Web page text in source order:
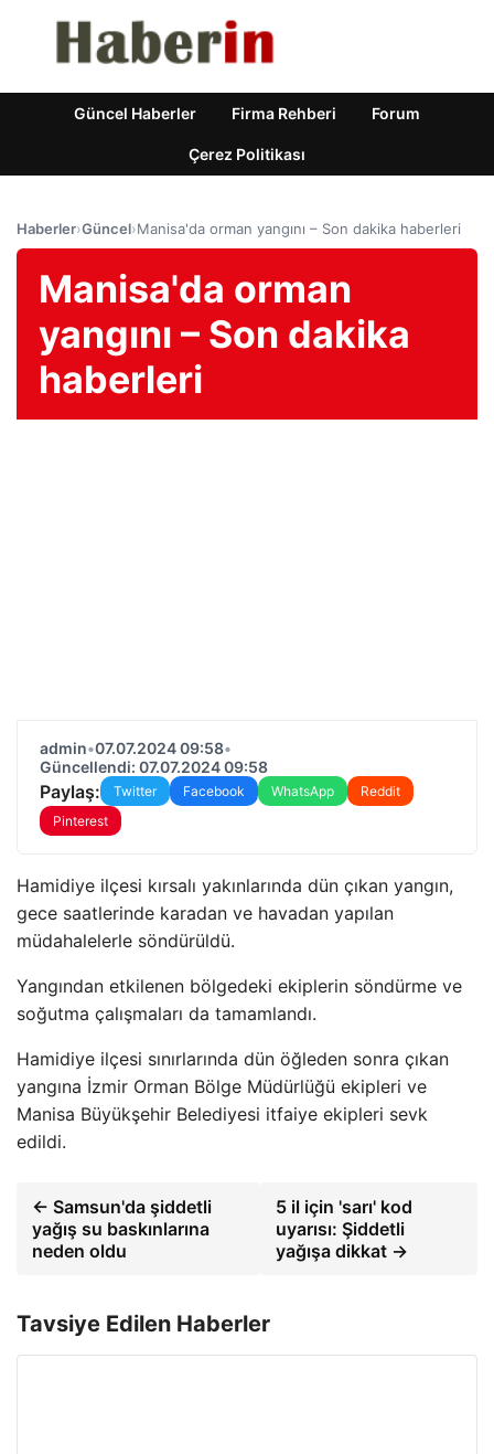
Güncel Haberler Firma Rehberi Forum
Çerez Politikası
Haberler›Güncel›Manisa'da orman yangını – Son dakika haberleri
Manisa'da orman
yangını – Son dakika
haberleri
admin•07.07.2024 09:58•
Güncellendi: 07.07.2024 09:58
Paylaş: Twitter Facebook WhatsApp
Reddit
Pinterest
Hamidiye ilçesi kırsalı yakınlarında dün çıkan yangın,
gece saatlerinde karadan ve havadan yapılan
müdahalelerle söndürüldü.
Yangından etkilenen bölgedeki ekiplerin söndürme ve
soğutma çalışmaları da tamamlandı.
Hamidiye ilçesi sınırlarında dün öğleden sonra çıkan
yangına İzmir Orman Bölge Müdürlüğü ekipleri ve
Manisa Büyükşehir Belediyesi itfaiye ekipleri sevk
edildi.
← Samsun'da şiddetli
yağış su baskınlarına
neden oldu
5 il için 'sarı' kod
uyarısı: Şiddetli
yağışa dikkat →
Tavsiye Edilen Haberler